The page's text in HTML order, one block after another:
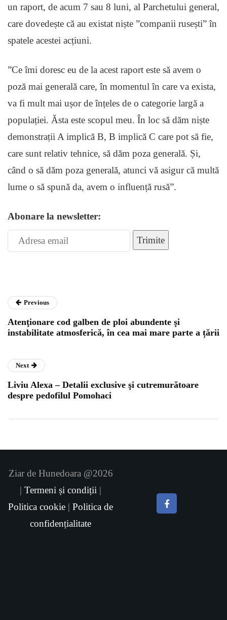
un raport, de acum 7 sau 8 luni, al Parchetului general,
care dovedește că au existat niște ”companii rusești” în
spatele acestei acțiuni.
”Ce îmi doresc eu de la acest raport este să avem o
poză mai generală care, în momentul în care va exista,
va fi mult mai ușor de înțeles de o categorie largă a
populației. Ăsta este scopul meu. În loc să dăm niște
demonstrații A implică B, B implică C care pot să fie,
care sunt relativ tehnice, să dăm poza generală. Și,
când o să dăm poza generală, atunci vă asigur că multă
lume o să spună da, avem o influență rusă”.
Abonare la newsletter:
Trimite
Previous
Atenţionare cod galben de ploi abundente şi
instabilitate atmosferică, în cea mai mare parte a țării
Next
Liviu Alexa – Detalii exclusive şi cutremurătoare
despre pedofilul Pomohaci
Ziar de Hunedoara @2026
| Termeni și condiții |
Politica cookie | Politica de
confidențialitate